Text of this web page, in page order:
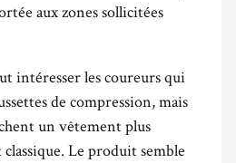
aux zones sollicitées
intéresser les coureurs qui
de compression, mais
un vêtement plus
Le produit semble